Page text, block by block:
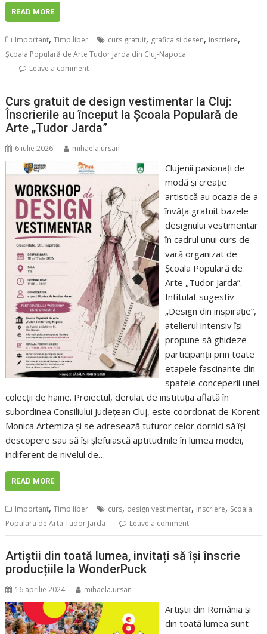
READ MORE
Important,Timp liber curs gratuit, grafica si desen, inscriere,
Școala Populară de Arte Tudor Jarda din Cluj-Napoca
Leave a comment
Curs gratuit de design vestimentar la Cluj:
Înscrierile au început la Școala Populară de
Arte „Tudor Jarda”
6 iulie 2026 mihaela.ursan
Clujenii pasionați de
modă și creație
artistică au ocazia de a
învăța gratuit bazele
designului vestimentar
în cadrul unui curs de
vară organizat de
Școala Populară de
Arte „Tudor Jarda”.
Intitulat sugestiv
„Design din inspirație”,
atelierul intensiv își
propune să ghideze
participanții prin toate
etapele fascinante din
spatele conceperii unei
colecții de haine. Proiectul, derulat de instituția aflată în
subordinea Consiliului Județean Cluj, este coordonat de Korent
Monica Artemiza și se adresează tuturor celor dornici să își
descopere sau să își șlefuiască aptitudinile în lumea modei,
indiferent de nivelul de…
READ MORE
Important,Timp liber curs, design vestimentar, inscriere, Scoala
Populara de Arta Tudor Jarda
Leave a comment
Artiștii din toată lumea, invitați să își înscrie
producțiile la WonderPuck
16 aprilie 2024 mihaela.ursan
Artiștii din România și
din toată lumea sunt